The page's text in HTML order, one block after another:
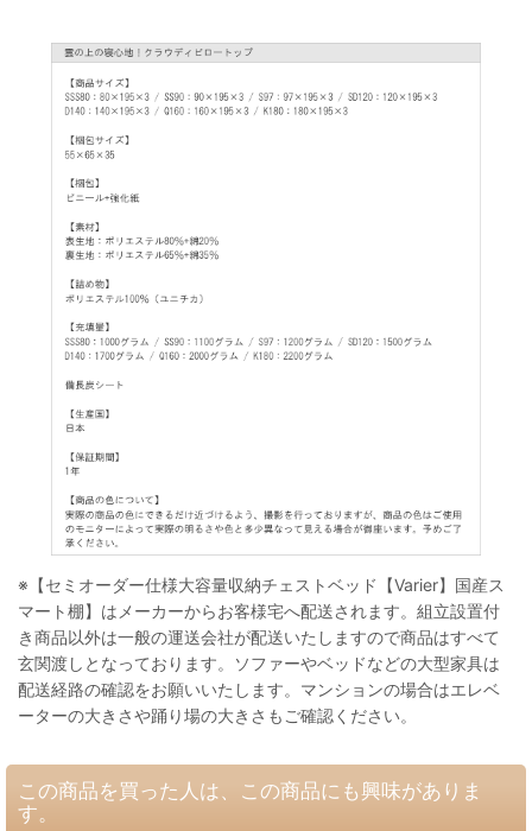
※【セミオーダー仕様大容量収納チェストベッド【Varier】国産ス
マート棚】はメーカーからお客様宅へ配送されます。組立設置付
き商品以外は一般の運送会社が配送いたしますので商品はすべて
玄関渡しとなっております。ソファーやベッドなどの大型家具は
配送経路の確認をお願いいたします。マンションの場合はエレベ
ーターの大きさや踊り場の大きさもご確認ください。
この商品を買った人は、この商品にも興味がありま
す。